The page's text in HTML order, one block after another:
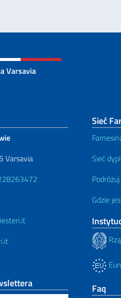
Varsavia
Varsavia
Sieć
Sieć
Gdzie
Faq